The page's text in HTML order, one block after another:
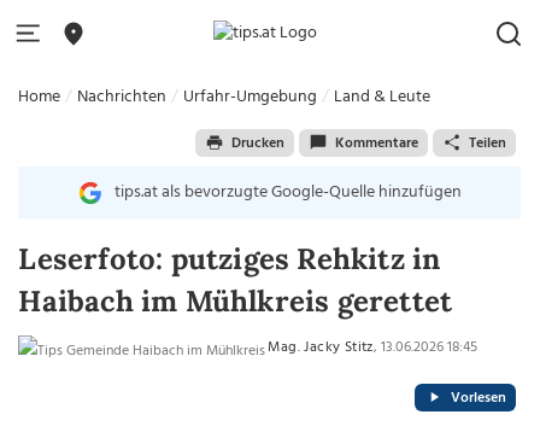
Home Nachrichten Urfahr-Umgebung Land & Leute
Drucken Kommentare Teilen
tips.at als bevorzugte Google-Quelle hinzufügen
Leserfoto: putziges Rehkitz in
Haibach im Mühlkreis gerettet
Mag. Jacky Stitz, 13.06.2026 18:45
Vorlesen